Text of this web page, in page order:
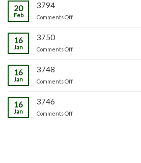
20
Feb
3794
Comments Offon
16
Jan
3750
Comments Offon
16
Jan
3748
Comments Offon
16
Jan
3746
Comments Offon